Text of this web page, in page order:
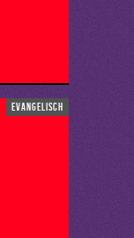
evangelisch